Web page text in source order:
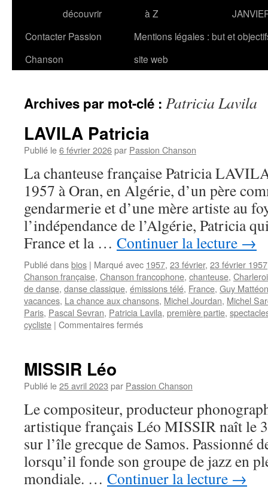
découvrir
à Z
Contacter Passion
Chanson
Mentions légales : but et
site web
Archives par mot-clé : Patricia Lavila
LAVILA Patricia
Publié le6 février 2026par Passion Chanson
La chanteuse française Patricia
1957 à Oran, en Algérie, d’un père
gendarmerie et d’une mère artiste au
l’indépendance de l’Algérie, Patricia
France et la … Continuer la lecture →
Publié dansbios | Marqué avec 1957, 23 février, 23 février 1957
Chanson française, Chanson francophone, chanteuse, Charleroi
de danse, danse classique, émissions télé, France, Guy
vacances, La chance aux chansons, Michel Jourdan, Michel
Paris, Pascal Sevran, Patricia Lavila, première partie,
cycliste | Commentaires ferméssur
MISSIR Léo
Publié le25 avril 2023 par Passion Chanson
Le compositeur, producteur
artistique français Léo MISSIR naît le
sur l’île grecque de Samos. Passionné
lorsqu’il fonde son groupe de jazz en
mondiale. … Continuer la lecture →